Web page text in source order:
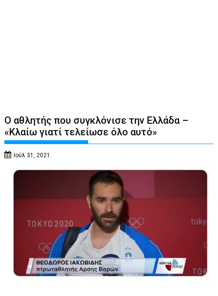
Ο αθλητής που συγκλόνισε την Ελλάδα –
«Κλαίω γιατί τελείωσε όλο αυτό»
Ιούλ 31, 2021